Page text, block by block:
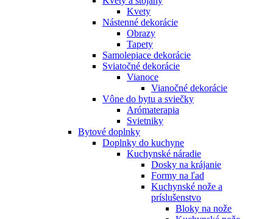
Kvety
Nástenné dekorácie
Obrazy
Tapety
Samolepiace dekorácie
Sviatočné dekorácie
Vianoce
Vianočné dekorácie
Vône do bytu a sviečky
Arómaterapia
Svietniky
Bytové doplnky
Doplnky do kuchyne
Kuchynské náradie
Dosky na krájanie
Formy na ľad
Kuchynské nože a
príslušenstvo
Bloky na nože